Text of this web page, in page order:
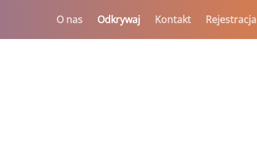
O nas Odkrywaj Kontakt Rejestracja